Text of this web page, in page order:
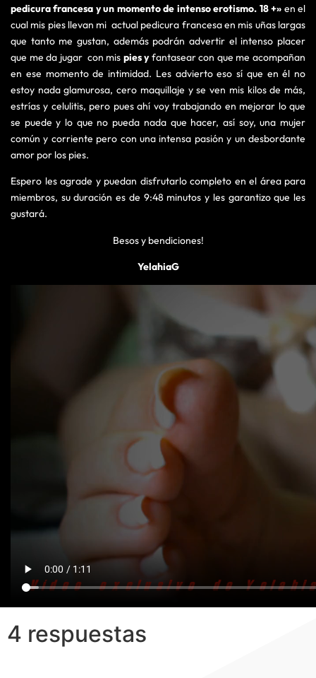
pedicura francesa y un momento de intenso erotismo. 18 +» en el
cual mis pies llevan mi actual pedicura francesa en mis uñas largas
que tanto me gustan, además podrán advertir el intenso placer
que me da jugar con mis pies yfantasear con que me acompañan
en ese momento de intimidad. Les advierto eso sí que en él no
estoy nada glamurosa, cero maquillaje y se ven mis kilos de más,
estrías y celulitis, pero pues ahí voy trabajando en mejorar lo que
se puede y lo que no pueda nada que hacer, así soy, una mujer
común y corriente pero con una intensa pasión y un desbordante
amor por los pies.
Espero les agrade y puedan disfrutarlo completo en el área para
miembros, su duración es de 9:48 minutos y les garantizo que les
gustará.
Besos y bendiciones!
YelahiaG
4 respuestas